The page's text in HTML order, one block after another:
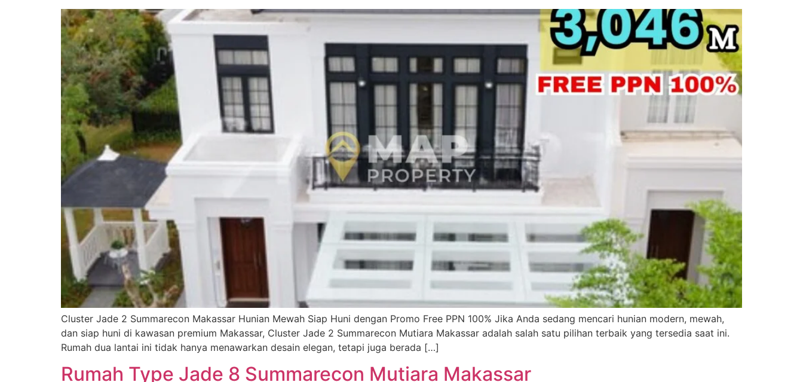
Cluster Jade 2 Summarecon Makassar Hunian Mewah Siap Huni dengan Promo Free PPN 100% Jika Anda sedang mencari hunian modern, mewah,
dan siap huni di kawasan premium Makassar, Cluster Jade 2 Summarecon Mutiara Makassar adalah salah satu pilihan terbaik yang tersedia saat ini.
Rumah dua lantai ini tidak hanya menawarkan desain elegan, tetapi juga berada […]
Rumah Type Jade 8 Summarecon Mutiara Makassar